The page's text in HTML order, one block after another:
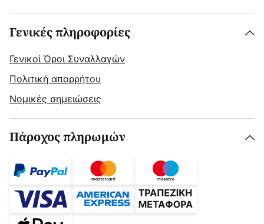
Γενικές πληροφορίες
Γενικοί Όροι Συναλλαγών
Πολιτική απορρήτου
Νομικές σημειώσεις
Πάροχος πληρωμών